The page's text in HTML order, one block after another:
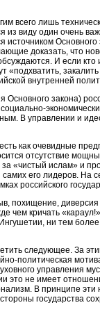
всего лишь
из виду один очень
источником Основного
доказать, что
И если кто
«подхватить, закалить
внутренней
закона)
В управлении и
как очевидные
отсутствие
«чистый ислам» и
его лидеров. На
российского
похищение, диверсия
чем кричать
ни тем
следующее. За
политическая
управления
это не имеет
В принципе эти
государства